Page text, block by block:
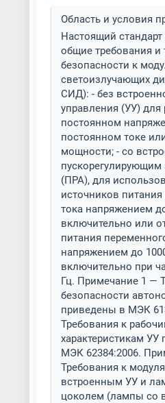
Область и условия
Настоящий стандарт
общие требования и
безопасности к
светоизлучающих
СИД): - без
управления (УУ) для
постоянном
постоянном токе
мощности; - со
пускорегулирующим
(ПРА), для
источников
тока напряжением
включительно или
питания
напряжением до
включительно при
Гц. Примечание 1 —
безопасности
приведены в МЭК
Требования к
характеристикам
МЭК 62384:2006.
Требования к
встроенным УУ и
цоколем (лампы со